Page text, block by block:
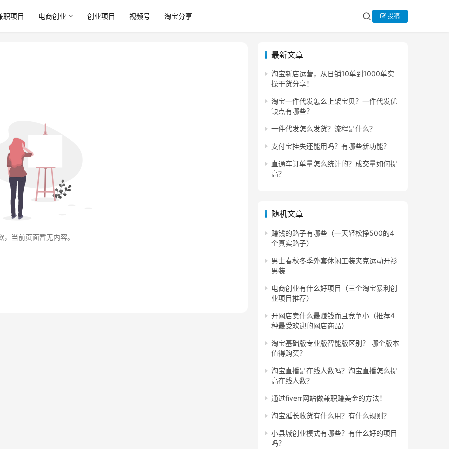
职项目 电商创业 创业项目 视频号 淘宝分享 投稿
，当前页面暂无内容。
最新文章
淘宝新店运营，从日销10单到1000单实
操干货分享！
淘宝一件代发怎么上架宝贝？一件代发优
缺点有哪些？
一件代发怎么发货？流程是什么？
支付宝挂失还能用吗？有哪些新功能？
直通车订单量怎么统计的？成交量如何提
高？
随机文章
赚钱的路子有哪些（一天轻松挣500的4
个真实路子）
男士春秋冬季外套休闲工装夹克运动开衫
男装
电商创业有什么好项目（三个淘宝暴利创
业项目推荐）
开网店卖什么最赚钱而且竞争小（推荐4
种最受欢迎的网店商品）
淘宝基础版专业版智能版区别？ 哪个版本
值得购买？
淘宝直播是在线人数吗？淘宝直播怎么提
高在线人数？
通过fiverr网站做兼职赚美金的方法！
淘宝延长收货有什么用？有什么规则？
小县城创业模式有哪些？有什么好的项目
吗？